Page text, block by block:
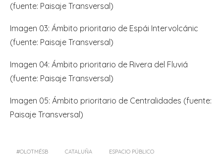
(fuente: Paisaje Transversal)
Imagen 03: Ámbito prioritario de Espái Intervolcánic
(fuente: Paisaje Transversal)
Imagen 04: Ámbito prioritario de Rivera del Fluviá
(fuente: Paisaje Transversal)
Imagen 05: Ámbito prioritario de Centralidades (fuente:
Paisaje Transversal)
#OLOTMÉSB CATALUÑA ESPACIO PÚBLICO